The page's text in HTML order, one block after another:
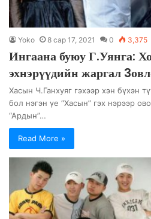
Yoko 8 сар 17, 2021 0 3,375
Ингаана буюу Г.Уянга:
эхнэрүүдийн жаргал
Хасын Ч.Ганхуяг гэхээр хэн бүхэн
бол нэгэн үе “Хасын” гэх нэрээр
“Ардын”…
Read More »